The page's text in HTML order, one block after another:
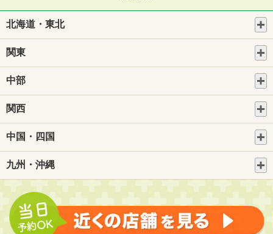
北海道・東北
関東
中部
関西
中国・四国
九州・沖縄